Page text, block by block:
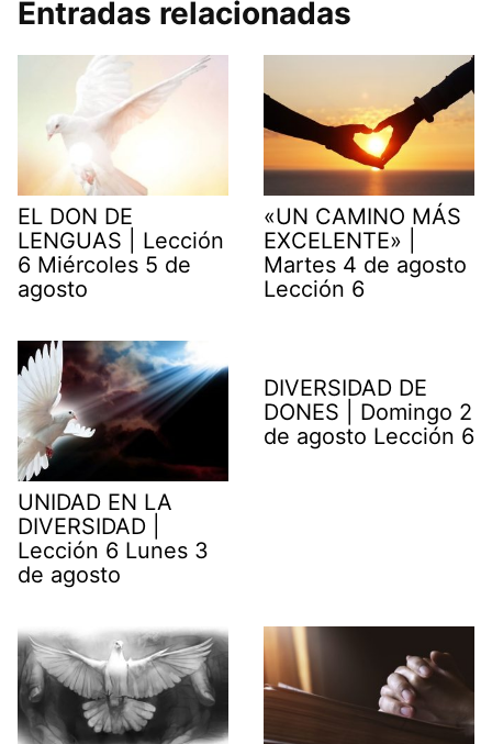
Entradas relacionadas
EL DON DE
LENGUAS | Lección
6 Miércoles 5 de
agosto
«UN CAMINO MÁS
EXCELENTE» |
Martes 4 de agosto
Lección 6
UNIDAD EN LA
DIVERSIDAD |
Lección 6 Lunes 3
de agosto
DIVERSIDAD DE
DONES | Domingo 2
de agosto Lección 6